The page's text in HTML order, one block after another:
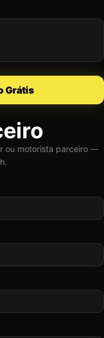
Grátis
ou motorista parceiro —